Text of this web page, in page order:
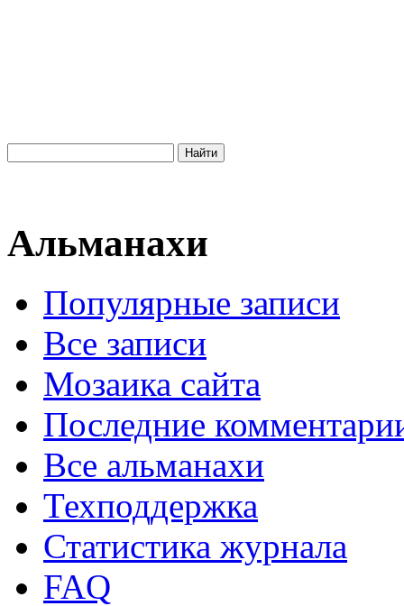
Альманахи
Популярные записи
Все записи
Мозаика сайта
Последние
Все альманахи
Техподдержка
Статистика журнала
FAQ